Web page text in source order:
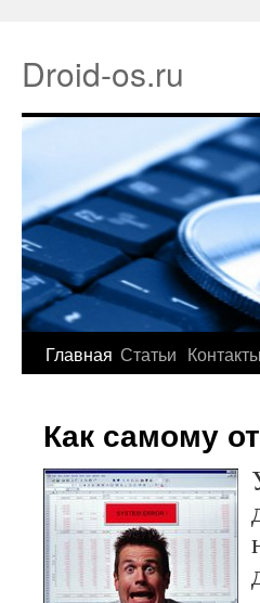
Droid-os.ru
Главная Статьи Контакты
Как самому